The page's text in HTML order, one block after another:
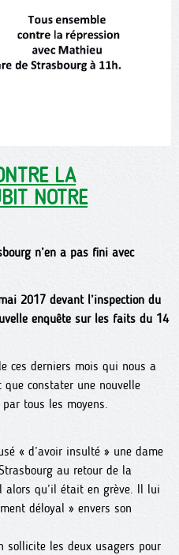
LA
NOTRE
n’en a pas fini avec
2017 devant l’inspection du
enquête sur les faits du 14
ces derniers mois qui nous a
constater une nouvelle
tous les moyens.
« d’avoir insulté » une dame
au retour de la
qu’il était en grève. Il lui
déloyal » envers son
sollicite les deux usagers pour